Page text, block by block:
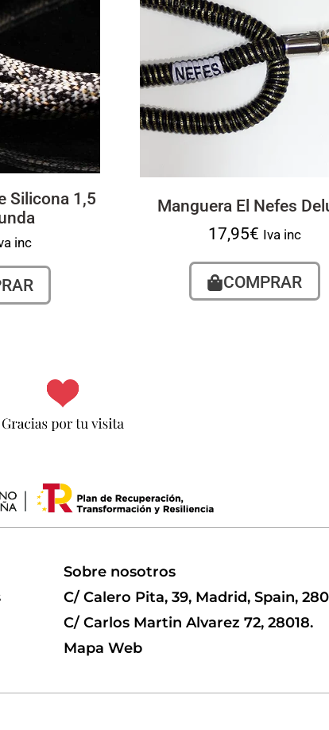
Silicona 1,5
inc
Manguera El Nefes
17,95€ Iva inc
COMPRAR
Sobre nosotros
C/ Calero Pita, 39, Madrid, Spain,
C/ Carlos Martin Alvarez 72, 28018.
Mapa Web